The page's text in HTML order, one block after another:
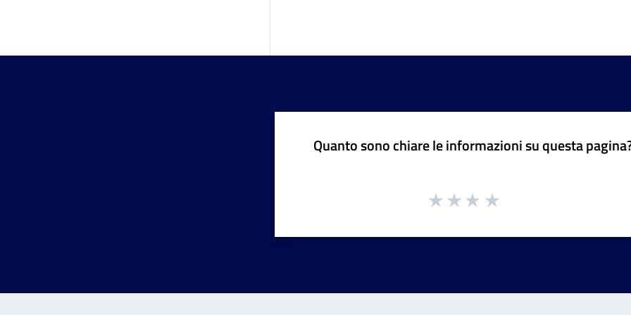
Quanto sono chiare le informazioni su questa